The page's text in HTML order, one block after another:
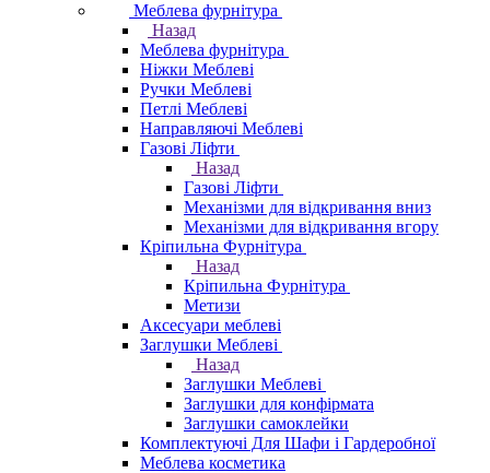
Меблева фурнітура
Назад
Меблева фурнітура
Ніжки Меблеві
Ручки Меблеві
Петлі Меблеві
Направляючі Меблеві
Газові Ліфти
Назад
Газові Ліфти
Механізми для відкривання вниз
Механізми для відкривання вгору
Кріпильна Фурнітура
Назад
Кріпильна Фурнітура
Метизи
Аксесуари меблеві
Заглушки Меблеві
Назад
Заглушки Меблеві
Заглушки для конфірмата
Заглушки самоклейки
Комплектуючі Для Шафи і Гардеробної
Меблева косметика